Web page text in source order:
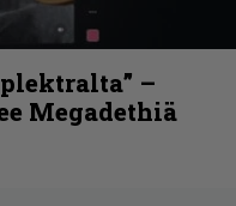
–
Megadethiä